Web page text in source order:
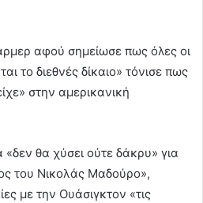
αφού σημείωσε πως όλες οι
το διεθνές δίκαιο» τόνισε πως
στην αμερικανική
θα χύσει ούτε δάκρυ» για
του Νικολάς Μαδούρο»,
με την Ουάσιγκτον «τις